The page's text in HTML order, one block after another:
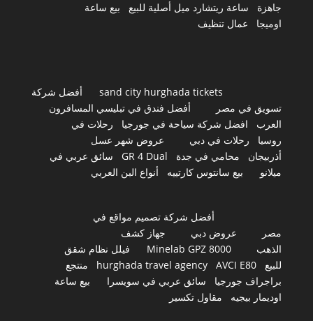
جاهزة
ساعة ريتشارد ميل أصلية للبيع
بيع ساعة
اوميجا
عمال تنظيف
sand city hurghada tickets
أفضل شركة
تسويق في مصر
أفضل فندق في تبليسي المسافرون
العرب
افضل شركة سياحة في جورجيا
رحلات في
روسيا
رحلات في دبي
عروض شهر عسل
أذربيجان
محامي في جدة GR 4 Dual
سائق عربي في
ميلانو
بيع سانتوس كارتييه أنواع البن العربي
أفضل شركة تصميم مواقع في
مصر
عروض دبي
جهاز كشف
الذهب
Minelab GPZ 8000
فيلل نظام شقق
للبيع
hurghada travel agency AVCI E80
منتجع
براجراف جورجيا
سائق عربي في سويسرا
بيع ساعة
اوديمار بيجيه
مقاول تكسير